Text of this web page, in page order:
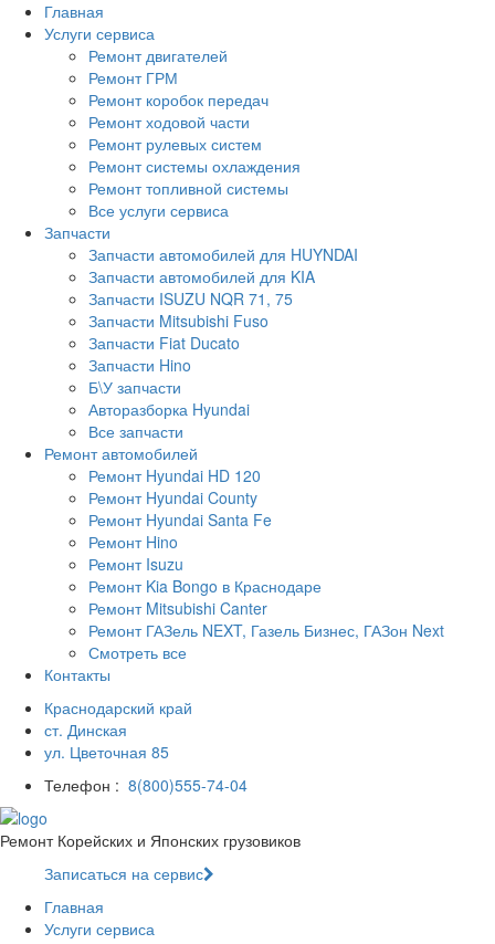
Главная
Услуги сервиса
Ремонт двигателей
Ремонт ГРМ
Ремонт коробок передач
Ремонт ходовой части
Ремонт рулевых систем
Ремонт системы охлаждения
Ремонт топливной системы
Все услуги сервиса
Запчасти
Запчасти автомобилей для HUYNDAI
Запчасти автомобилей для KIA
Запчасти ISUZU NQR 71, 75
Запчасти Mitsubishi Fuso
Запчасти Fiat Ducato
Запчасти Hino
Б\У запчасти
Авторазборка Hyundai
Все запчасти
Ремонт автомобилей
Ремонт Hyundai HD 120
Ремонт Hyundai County
Ремонт Hyundai Santa Fe
Ремонт Hino
Ремонт Isuzu
Ремонт Kia Bongo в Краснодаре
Ремонт Mitsubishi Canter
Ремонт ГАЗель NEXT, Газель Бизнес, ГАЗон Next
Смотреть все
Контакты
Краснодарский край
ст. Динская
ул. Цветочная 85
Телефон : 8(800)555-74-04
Ремонт Корейских и Японских грузовиков
Записаться на сервис
Главная
Услуги сервиса